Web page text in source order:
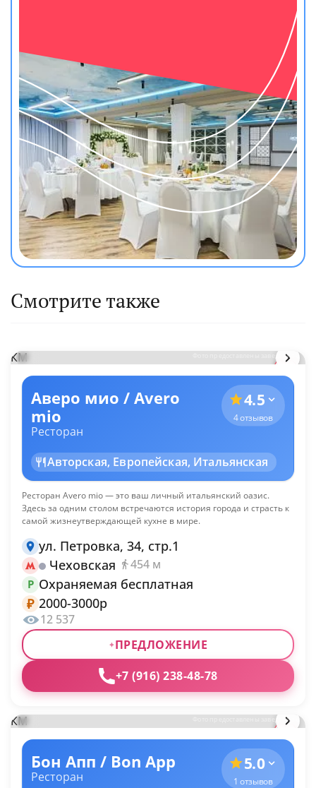
Смотрите также
Фото предоставлены заведением
КМ
Аверо мио / Avero
mio
Ресторан
4.5
4 отзывов
Авторская, Европейская, Итальянская
Ресторан Avero mio — это ваш личный итальянский оазис.
Здесь за одним столом встречаются история города и страсть к
самой жизнеутверждающей кухне в мире.
ул. Петровка, 34, стр.1
Чеховская
454 м
P Охраняемая бесплатная
₽ 2000-3000р
12 537
ПРЕДЛОЖЕНИЕ
+7 (916) 238-48-78
Фото предоставлены заведением
КМ
Бон Апп / Bon App
Ресторан
5.0
1 отзывов